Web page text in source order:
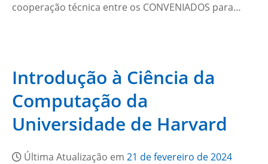
cooperação técnica entre os CONVENIADOS para…
Introdução à Ciência da
Computação da
Universidade de Harvard
Última Atualização em 21 de fevereiro de 2024